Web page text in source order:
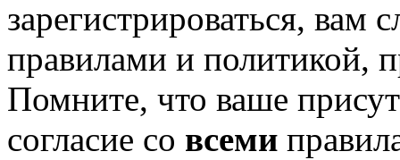
зарегистрироваться, вам
правилами и политикой,
Помните, что ваше
согласие со всеми